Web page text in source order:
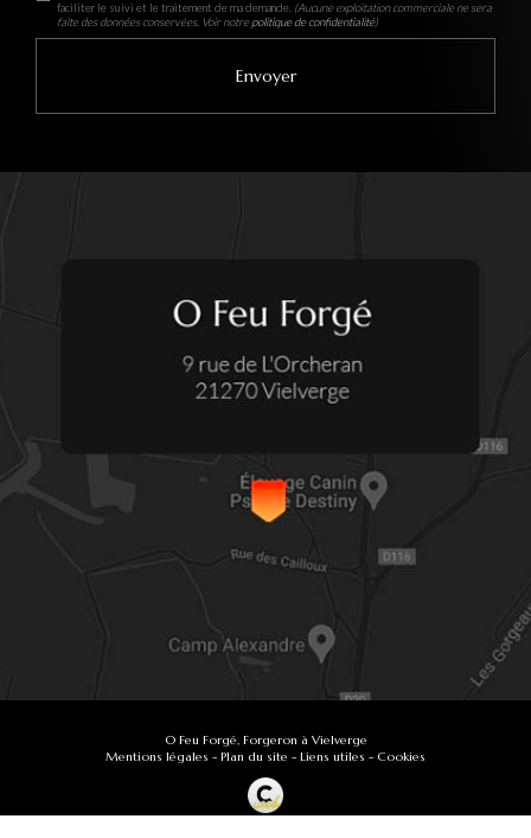
faciliter le suivi et le traitement de ma demande. (Aucune exploitation commerciale ne sera
faite des données conservées. Voir notrepolitique de confidentialité)
O Feu Forgé, Forgeron à Vielverge
Mentions légales - Plan du site - Liens utiles - Cookies